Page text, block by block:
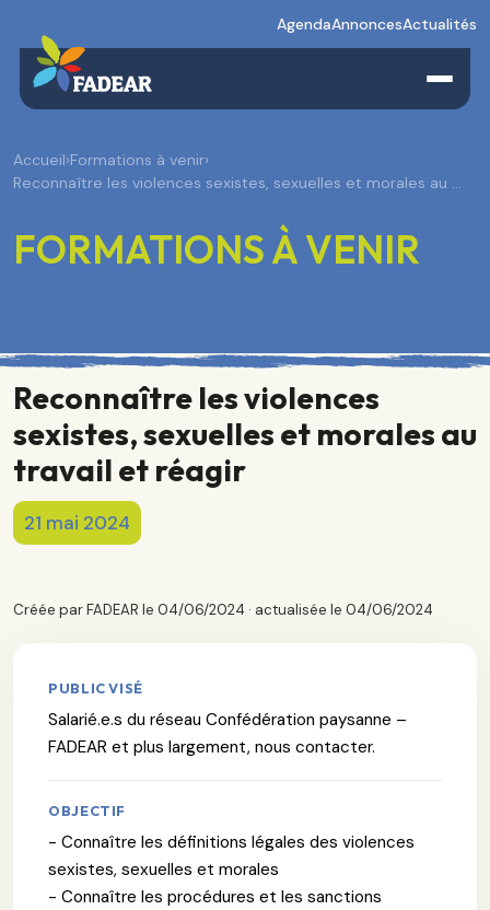
AgendaAnnoncesActualités
Accueil›Formations à venir›
Reconnaître les violences sexistes, sexuelles et morales au …
FORMATIONS À VENIR
Reconnaître les violences
sexistes, sexuelles et morales au
travail et réagir
21 mai 2024
Créée par FADEAR le 04/06/2024 · actualisée le 04/06/2024
PUBLIC VISÉ
Salarié.e.s du réseau Confédération paysanne –
FADEAR et plus largement, nous contacter.
OBJECTIF
- Connaître les définitions légales des violences
sexistes, sexuelles et morales
- Connaître les procédures et les sanctions